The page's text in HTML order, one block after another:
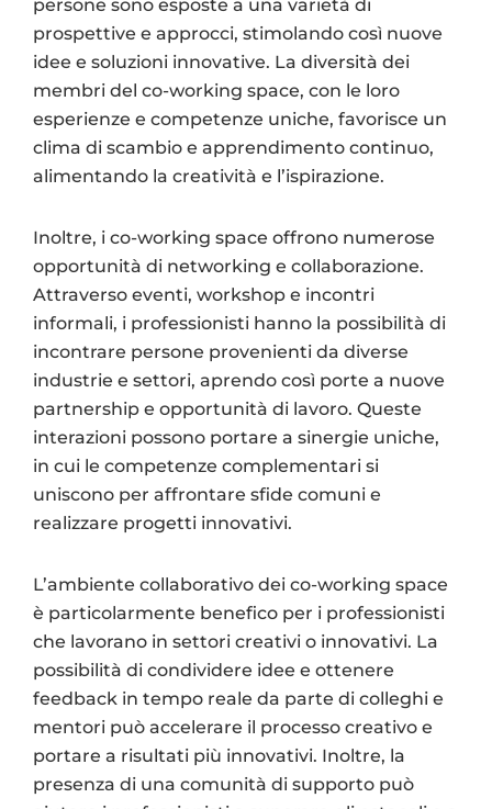
persone sono esposte a una varietà di
prospettive e approcci, stimolando così nuove
idee e soluzioni innovative. La diversità dei
membri del co-working space, con le loro
esperienze e competenze uniche, favorisce un
clima di scambio e apprendimento continuo,
alimentando la creatività e l’ispirazione.
Inoltre, i co-working space offrono numerose
opportunità di networking e collaborazione.
Attraverso eventi, workshop e incontri
informali, i professionisti hanno la possibilità di
incontrare persone provenienti da diverse
industrie e settori, aprendo così porte a nuove
partnership e opportunità di lavoro. Queste
interazioni possono portare a sinergie uniche,
in cui le competenze complementari si
uniscono per affrontare sfide comuni e
realizzare progetti innovativi.
L’ambiente collaborativo dei co-working space
è particolarmente benefico per i professionisti
che lavorano in settori creativi o innovativi. La
possibilità di condividere idee e ottenere
feedback in tempo reale da parte di colleghi e
mentori può accelerare il processo creativo e
portare a risultati più innovativi. Inoltre, la
presenza di una comunità di supporto può